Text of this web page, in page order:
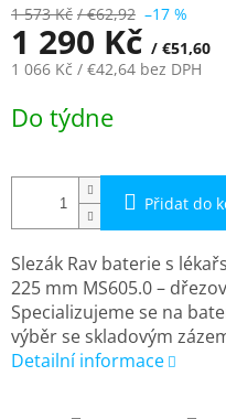
1 573 Kč / €62,92 –17 %
1 290 Kč / €51,60
1 066 Kč / €42,64 bez DPH
cena:
Do týdne
Přidat do
Slezák Rav baterie s
225 mm MS605.0 –
Specializujeme se na
výběr se skladovým
Detailní informace